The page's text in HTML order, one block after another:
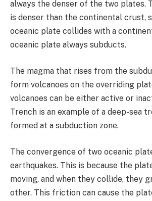
always the denser of the two plates.
is denser than the continental crust,
oceanic plate collides with a
oceanic plate always subducts.
The magma that rises from the
form volcanoes on the overriding
volcanoes can be either active or
Trench is an example of a deep-sea
formed at a subduction zone.
The convergence of two oceanic
earthquakes. This is because the
moving, and when they collide, they
other. This friction can cause the